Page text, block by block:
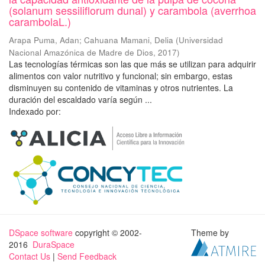
(solanum sessiliflorum dunal) y carambola (averrhoa
carambolaL.)
Arapa Puma, Adan; Cahuana Mamani, Delia (Universidad
Nacional Amazónica de Madre de Dios, 2017)
Las tecnologías térmicas son las que más se utilizan para adquirir
alimentos con valor nutritivo y funcional; sin embargo, estas
disminuyen su contenido de vitaminas y otros nutrientes. La
duración del escaldado varía según ...
Indexado por:
DSpace software copyright © 2002-
2016 DuraSpace
Contact Us | Send Feedback
Theme by